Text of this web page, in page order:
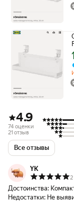
4.9
74 оценки
21 отзыв
Все отзывы
YK
2
Достоинства:
Недостатки: Не